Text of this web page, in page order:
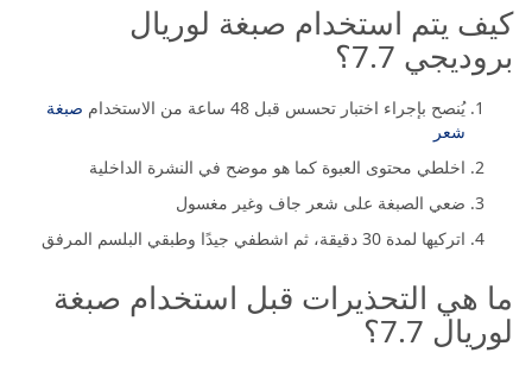
كيف يتم استخدام صبغة لوريال
بروديجي 7.7؟
يُنصح بإجراء اختبار تحسس قبل 48 ساعة من الاستخدام
صبغة
شعر
اخلطي محتوى العبوة كما هو موضح في النشرة الداخلية
ضعي الصبغة على شعر جاف وغير مغسول
اتركيها لمدة 30 دقيقة، ثم اشطفي جيدًا وطبقي البلسم المرفق
ما هي التحذيرات قبل استخدام صبغة
لوريال 7.7؟